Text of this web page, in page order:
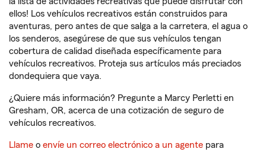
ellos! Los vehículos recreativos están construidos para
aventuras, pero antes de que salga a la carretera, el agua o
los senderos, asegúrese de que sus vehículos tengan
cobertura de calidad diseñada específicamente para
vehículos recreativos. Proteja sus artículos más preciados
dondequiera que vaya.
¿Quiere más información? Pregunte a Marcy Perletti en
Gresham, OR, acerca de una cotización de seguro de
vehículos recreativos.
Llame o envíe un correo electrónico a un agente para